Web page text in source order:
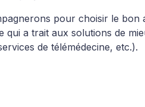
pour choisir le bon
qui a trait aux solutions de
de télémédecine, etc.).